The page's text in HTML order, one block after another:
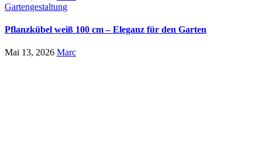
Gartengestaltung
Pflanzkübel weiß 100 cm – Eleganz für den Garten
Mai 13, 2026 Marc